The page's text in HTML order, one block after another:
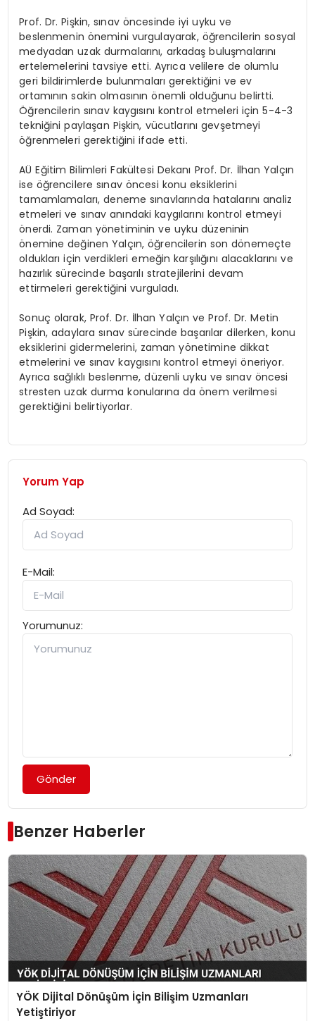
Prof. Dr. Pişkin, sınav öncesinde iyi uyku ve
beslenmenin önemini vurgulayarak, öğrencilerin sosyal
medyadan uzak durmalarını, arkadaş buluşmalarını
ertelemelerini tavsiye etti. Ayrıca velilere de olumlu
geri bildirimlerde bulunmaları gerektiğini ve ev
ortamının sakin olmasının önemli olduğunu belirtti.
Öğrencilerin sınav kaygısını kontrol etmeleri için 5-4-3
tekniğini paylaşan Pişkin, vücutlarını gevşetmeyi
öğrenmeleri gerektiğini ifade etti.
AÜ Eğitim Bilimleri Fakültesi Dekanı Prof. Dr. İlhan Yalçın
ise öğrencilere sınav öncesi konu eksiklerini
tamamlamaları, deneme sınavlarında hatalarını analiz
etmeleri ve sınav anındaki kaygılarını kontrol etmeyi
önerdi. Zaman yönetiminin ve uyku düzeninin
önemine değinen Yalçın, öğrencilerin son dönemeçte
oldukları için verdikleri emeğin karşılığını alacaklarını ve
hazırlık sürecinde başarılı stratejilerini devam
ettirmeleri gerektiğini vurguladı.
Sonuç olarak, Prof. Dr. İlhan Yalçın ve Prof. Dr. Metin
Pişkin, adaylara sınav sürecinde başarılar dilerken, konu
eksiklerini gidermelerini, zaman yönetimine dikkat
etmelerini ve sınav kaygısını kontrol etmeyi öneriyor.
Ayrıca sağlıklı beslenme, düzenli uyku ve sınav öncesi
stresten uzak durma konularına da önem verilmesi
gerektiğini belirtiyorlar.
Yorum Yap
Ad Soyad:
E-Mail:
Yorumunuz:
Gönder
Benzer Haberler
YÖK Dijital Dönüşüm İçin Bilişim Uzmanları
Yetiştiriyor